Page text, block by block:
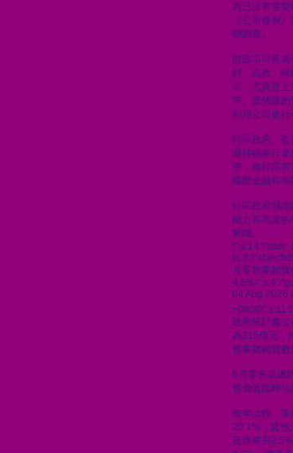
為已沒有需
《公司條例
關調查。
財政司司長
好、高效、
司，尤其是
準。壹傳媒
利用公司進行
特區政府、
港持續奉行
準，維持高
國際金融和商
特區政府感
能力和高度
厥職。
月零售業銷貨
04 Aug 2026
政府統計處
為315億元，
售業總銷貨數
6月零售業總
售價值臨時估
按年比較，
20.1%；其他
及煙草升